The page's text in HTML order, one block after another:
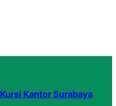
Kursi Kantor Surabaya